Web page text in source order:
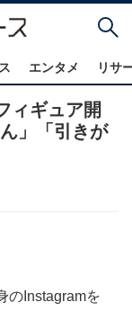
エンタメ リサ
ィギュア開
」「引きが
のInstagramを